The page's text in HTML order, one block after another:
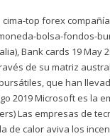
top forex
bolsa-fondos-
Bank cards 19 May
de su matriz
que han
2019 Microsoft es la
Las empresas de
de calor aviva los